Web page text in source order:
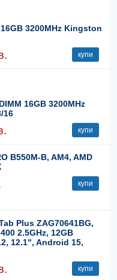
3200MHz Kingston
купи
16GB 3200MHz
16
купи
B550M-B, AM4, AMD
купи
Plus ZAG70641BG,
2.5GHz, 12GB
12.1", Android 15,
купи